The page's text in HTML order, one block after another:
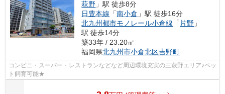
萩野 」駅 徒歩8分
日豊本線 「南小倉 」駅 徒歩16分
北九州都市モノレール小倉線 「 片野 」
駅 徒歩14分
築33年 / 23.20㎡
福岡県北九州市小倉北区吉野町
コンビニ・スーパー・レストランなどなど周辺環境充実の三萩野エリア♪ペッ
ト飼育可能★